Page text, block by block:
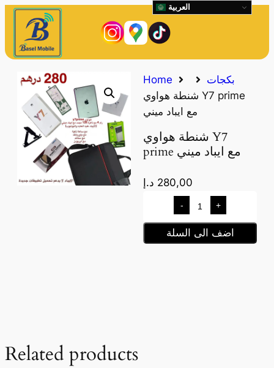
Home
بكجات
شنطة هواوي Y7 prime
مع ايباد ميني
شنطة هواوي Y7
prime مع ايباد ميني
280,00 د.إ
- +
اضف الى السلة
Related products
العربية